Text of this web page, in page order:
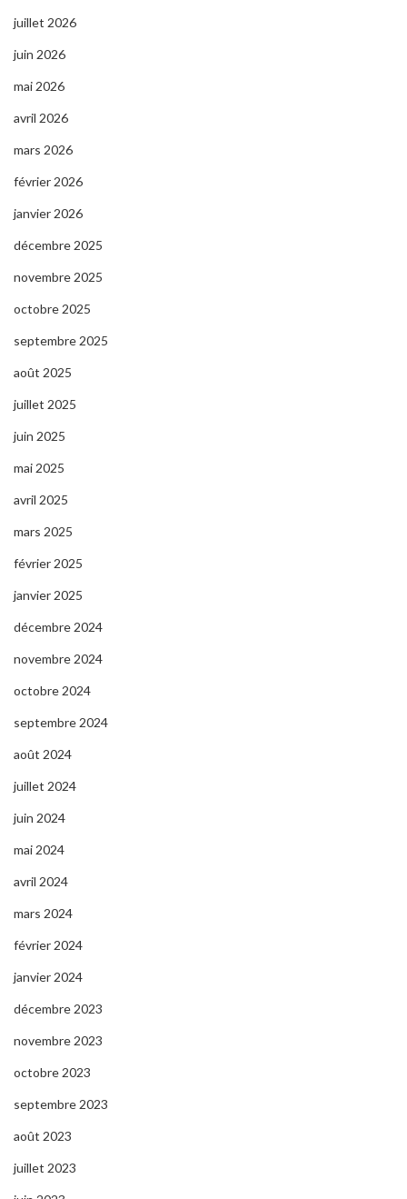
juillet 2026
juin 2026
mai 2026
avril 2026
mars 2026
février 2026
janvier 2026
décembre 2025
novembre 2025
octobre 2025
septembre 2025
août 2025
juillet 2025
juin 2025
mai 2025
avril 2025
mars 2025
février 2025
janvier 2025
décembre 2024
novembre 2024
octobre 2024
septembre 2024
août 2024
juillet 2024
juin 2024
mai 2024
avril 2024
mars 2024
février 2024
janvier 2024
décembre 2023
novembre 2023
octobre 2023
septembre 2023
août 2023
juillet 2023